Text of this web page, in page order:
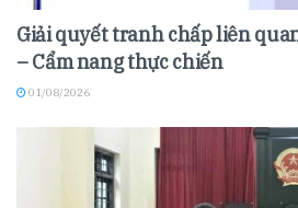
Giải quyết tranh chấp liên
– Cẩm nang thực chiến
01/08/2026